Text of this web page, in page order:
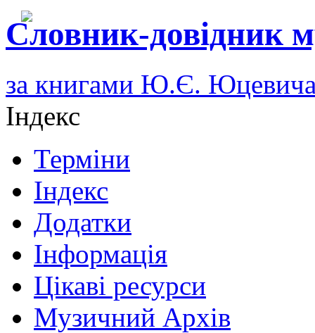
Словник-довідник
за книгами Ю.Є.
Індекс
Терміни
Індекс
Додатки
Інформація
Цікаві ресурси
Музичний Архів